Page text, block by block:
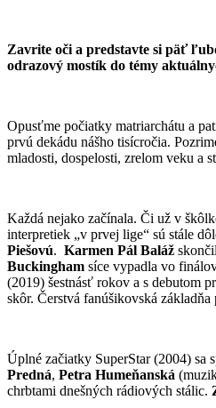
Zavrite oči a predstavte si päť
odrazový mostík do témy
Opusťme počiatky matriarchátu a
prvú dekádu nášho tisícročia.
mladosti, dospelosti, zrelom veku a
Každá nejako začínala. Či už v
interpretiek „v prvej lige“ sú stále
Piešovú. Karmen Pál Baláž
Buckingham síce vypadla vo
(2019) šestnásť rokov a s debutom
skôr. Čerstvá fanúšikovská
Úplné začiatky SuperStar (2004) sa
Predná, Petra Humeňanská
chrbtami dnešných rádiových stálic.